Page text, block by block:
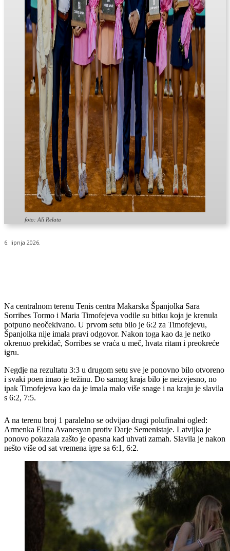
foto: Ali Relata
6. lipnja 2026.
Na centralnom terenu Tenis centra Makarska Španjolka Sara
Sorribes Tormo i Maria Timofejeva vodile su bitku koja je krenula
potpuno neočekivano. U prvom setu bilo je 6:2 za Timofejevu,
Španjolka nije imala pravi odgovor. Nakon toga kao da je netko
okrenuo prekidač, Sorribes se vraća u meč, hvata ritam i preokreće
igru.
Negdje na rezultatu 3:3 u drugom setu sve je ponovno bilo otvoreno
i svaki poen imao je težinu. Do samog kraja bilo je neizvjesno, no
ipak Timofejeva kao da je imala malo više snage i na kraju je slavila
s 6:2, 7:5.
A na terenu broj 1 paralelno se odvijao drugi polufinalni ogled:
Armenka Elina Avanesyan protiv Darje Semenistaje. Latvijka je
ponovo pokazala zašto je opasna kad uhvati zamah. Slavila je nakon
nešto više od sat vremena igre sa 6:1, 6:2.